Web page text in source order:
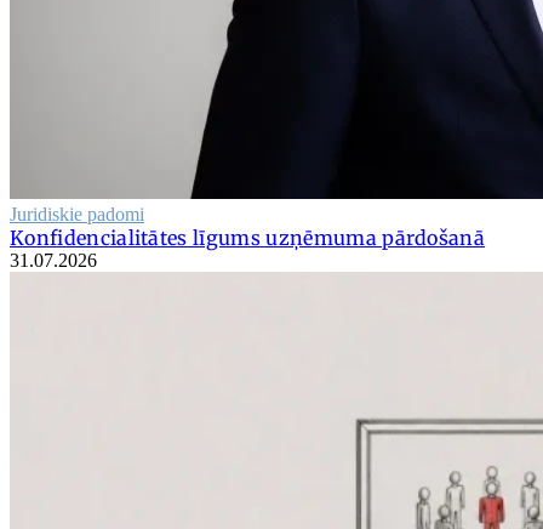
Juridiskie padomi
Konfidencialitātes līgums uzņēmuma pārdošanā
31.07.2026